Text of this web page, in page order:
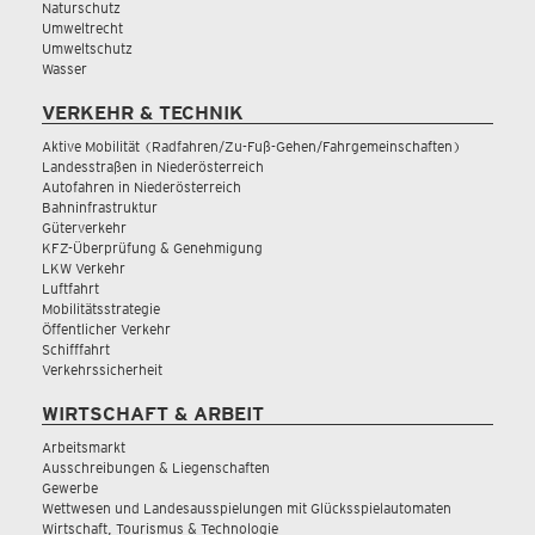
Naturschutz
Umweltrecht
Umweltschutz
Wasser
VERKEHR & TECHNIK
Aktive Mobilität (Radfahren/Zu-Fuß-Gehen/Fahrgemeinschaften)
Landesstraßen in Niederösterreich
Autofahren in Niederösterreich
Bahninfrastruktur
Güterverkehr
KFZ-Überprüfung & Genehmigung
LKW Verkehr
Luftfahrt
Mobilitätsstrategie
Öffentlicher Verkehr
Schifffahrt
Verkehrssicherheit
WIRTSCHAFT & ARBEIT
Arbeitsmarkt
Ausschreibungen & Liegenschaften
Gewerbe
Wettwesen und Landesausspielungen mit Glücksspielautomaten
Wirtschaft, Tourismus & Technologie